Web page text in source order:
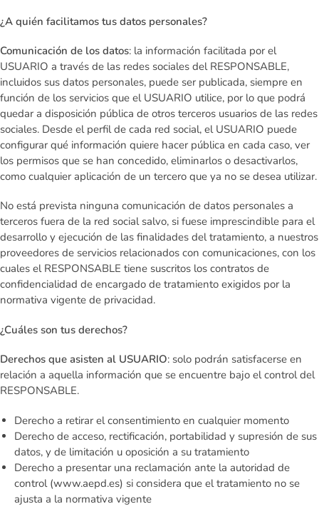
¿A quién facilitamos tus datos personales?
Comunicación de los datos: la información facilitada por el
USUARIO a través de las redes sociales del RESPONSABLE,
incluidos sus datos personales, puede ser publicada, siempre en
función de los servicios que el USUARIO utilice, por lo que podrá
quedar a disposición pública de otros terceros usuarios de las redes
sociales. Desde el perfil de cada red social, el USUARIO puede
configurar qué información quiere hacer pública en cada caso, ver
los permisos que se han concedido, eliminarlos o desactivarlos,
como cualquier aplicación de un tercero que ya no se desea utilizar.
No está prevista ninguna comunicación de datos personales a
terceros fuera de la red social salvo, si fuese imprescindible para el
desarrollo y ejecución de las finalidades del tratamiento, a nuestros
proveedores de servicios relacionados con comunicaciones, con los
cuales el RESPONSABLE tiene suscritos los contratos de
confidencialidad de encargado de tratamiento exigidos por la
normativa vigente de privacidad.
¿Cuáles son tus derechos?
Derechos que asisten al USUARIO: solo podrán satisfacerse en
relación a aquella información que se encuentre bajo el control del
RESPONSABLE.
Derecho a retirar el consentimiento en cualquier momento
Derecho de acceso, rectificación, portabilidad y supresión de sus
datos, y de limitación u oposición a su tratamiento
Derecho a presentar una reclamación ante la autoridad de
control (www.aepd.es) si considera que el tratamiento no se
ajusta a la normativa vigente